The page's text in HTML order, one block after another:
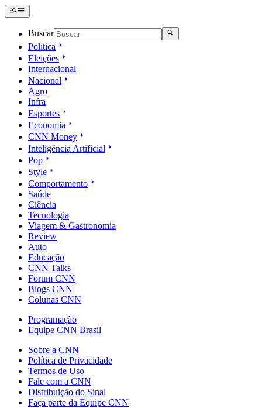
Buscar
Política
Eleições
Internacional
Nacional
Agro
Infra
Esportes
Economia
CNN Money
Inteligência Artificial
Pop
Style
Comportamento
Saúde
Ciência
Tecnologia
Viagem & Gastronomia
Review
Auto
Educação
CNN Talks
Fórum CNN
Blogs CNN
Colunas CNN
Programação
Equipe CNN Brasil
Sobre a CNN
Política de Privacidade
Termos de Uso
Fale com a CNN
Distribuição do Sinal
Faça parte da Equipe CNN